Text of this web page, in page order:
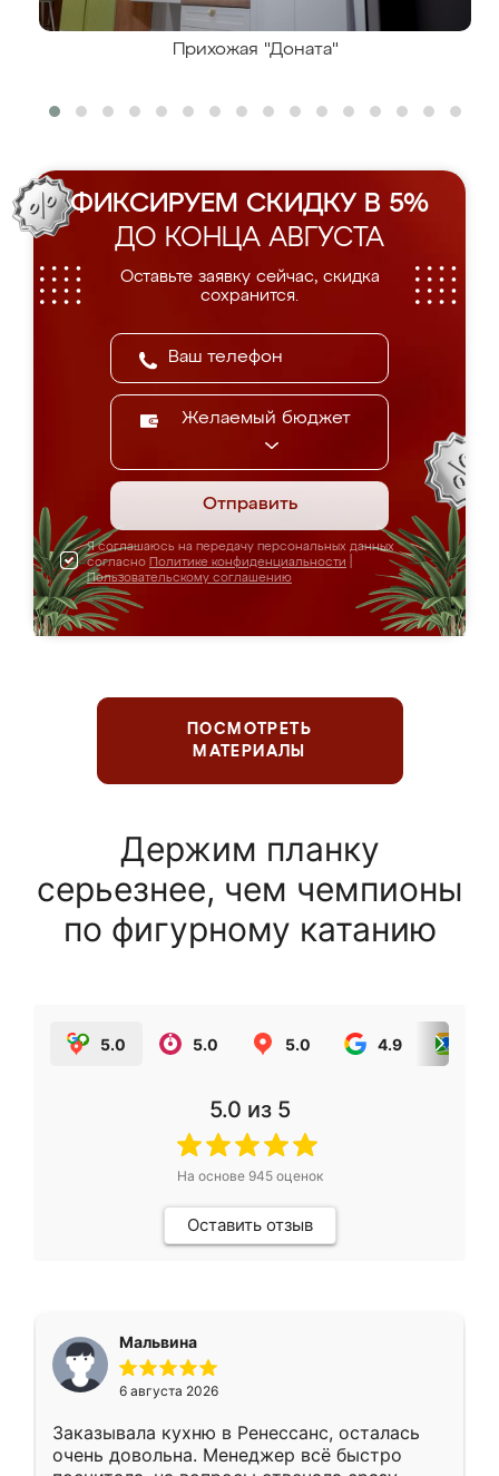
Прихожая "Доната"
ФИКСИРУЕМ СКИДКУ В 5%
ДО КОНЦА АВГУСТА
Оставьте заявку сейчас, скидка
сохранится.
Желаемый бюджет
Отправить
Я соглашаюсь на передачу персональных данных
согласно Политике конфиденциальности
Пользовательскому соглашению
ПОСМОТРЕТЬ
МАТЕРИАЛЫ
Держим планку
серьезнее, чем чемпионы
по фигурному катанию
5.0 5.0 5.0 4.9
5.0 из 5
На основе 945оценок
Оставить отзыв
Мальвина
6 августа 2026
Заказывала кухню в Ренессанс, осталась
очень довольна. Менеджер всё быстро